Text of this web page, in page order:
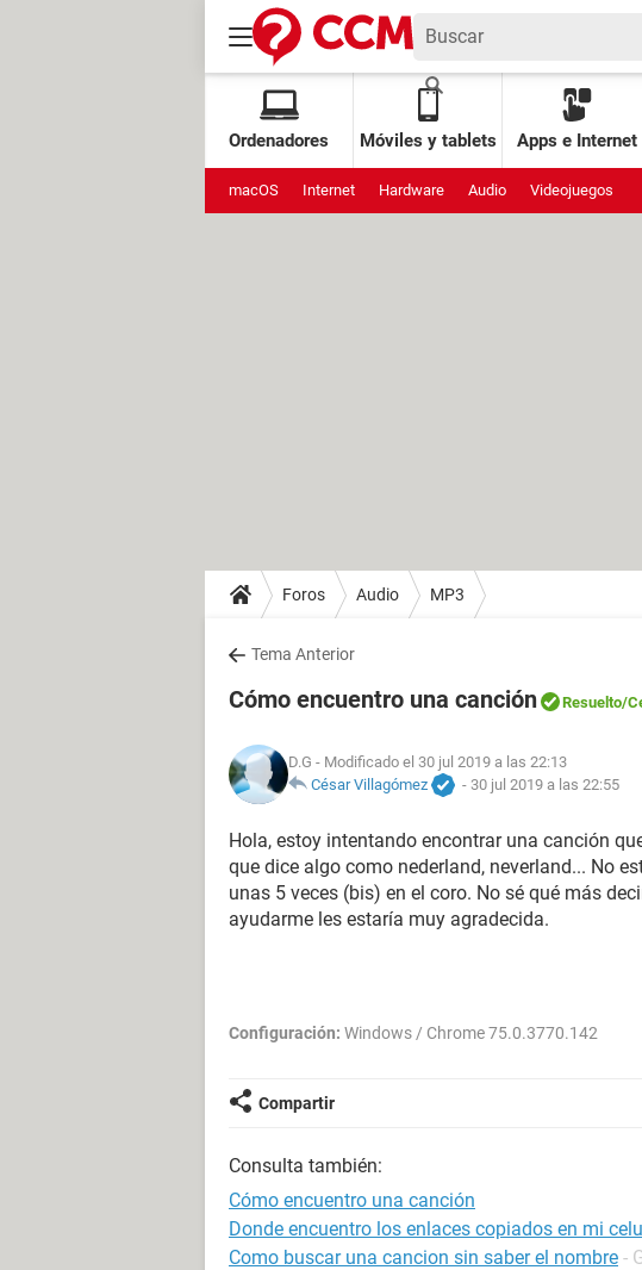
Ordenadores Móviles y tablets Apps e Internet
macOS Internet Hardware Audio Videojuegos
Foros Audio MP3
Tema Anterior
Cómo encuentro una canción Resuelto/
D.G - Modificado el 30 jul 2019 a las 22:13
César Villagómez
- 30 jul 2019 a las 22:55
Hola, estoy intentando encontrar una canción
que dice algo como nederland, neverland... No
unas 5 veces (bis) en el coro. No sé qué más
ayudarme les estaría muy agradecida.
Configuración: Windows / Chrome 75.0.3770.142
Compartir
Consulta también:
Cómo encuentro una canción
Donde encuentro los enlaces copiados en mi
Como buscar una cancion sin saber el nombre -